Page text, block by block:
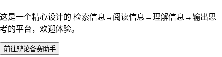
这是一个精心设计的 检索信息→阅读信息→理解信息→输出思
考的平台，欢迎体验。
前往辩论备赛助手